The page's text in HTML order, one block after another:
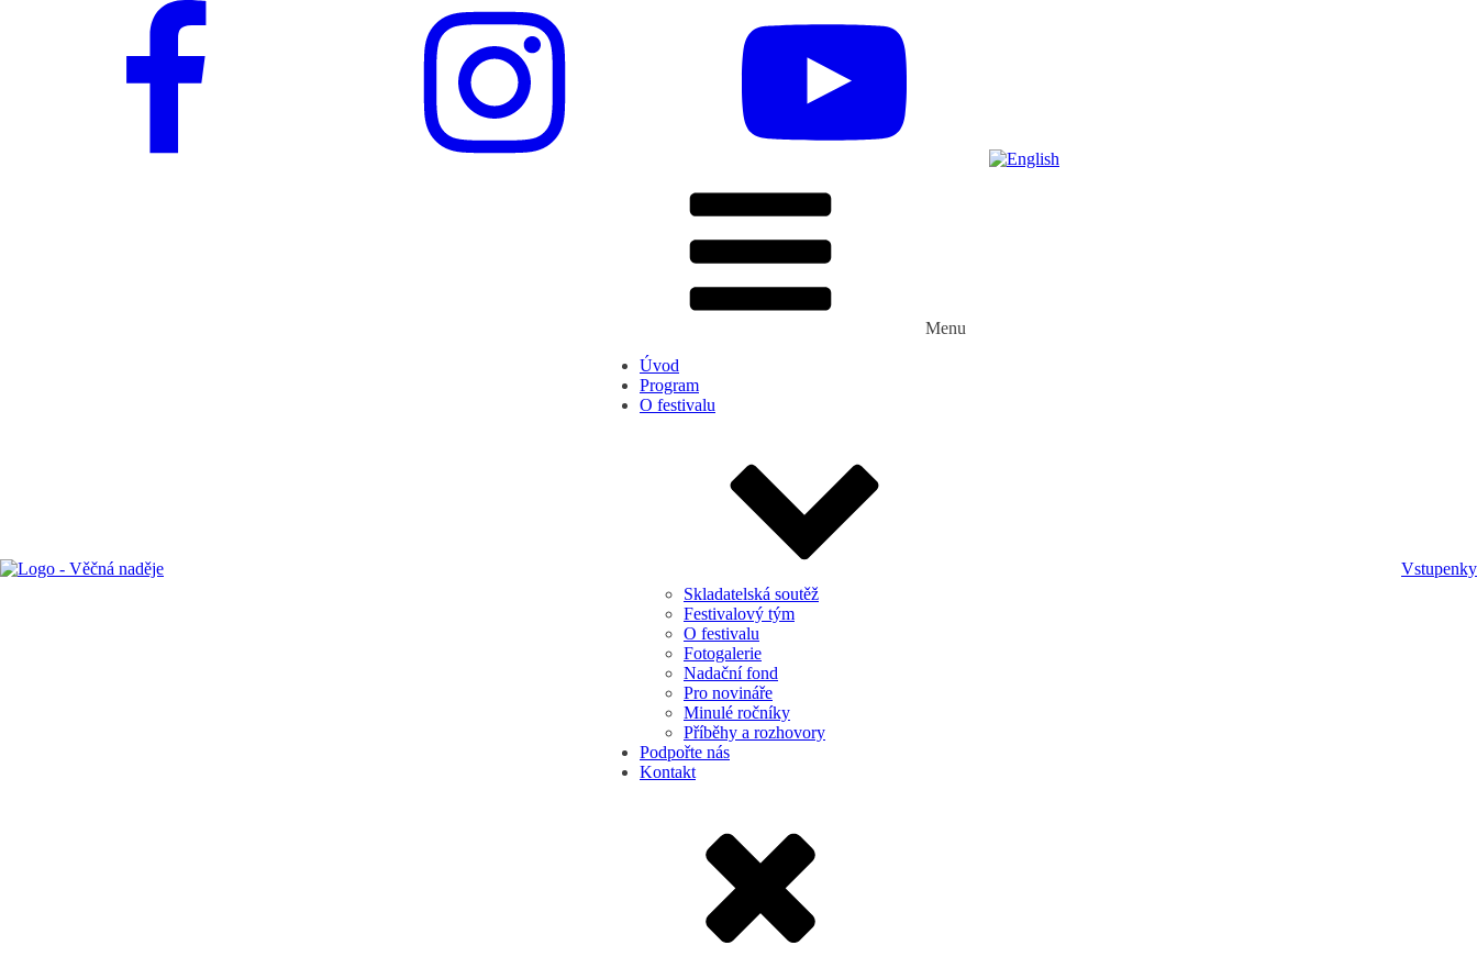
Menu
Úvod
Program
O festivalu
Skladatelská soutěž
Festivalový tým
O festivalu
Fotogalerie
Nadační fond
Pro novináře
Minulé ročníky
Příběhy a rozhovory
Podpořte nás
Kontakt
Vstupenky